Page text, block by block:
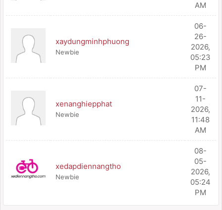
AM
xaydungminhphuong
Newbie
06-
26-
2026,
05:23
PM
xenanghiepphat
Newbie
07-
11-
2026,
11:48
AM
xedapdiennangtho
Newbie
08-
05-
2026,
05:24
PM